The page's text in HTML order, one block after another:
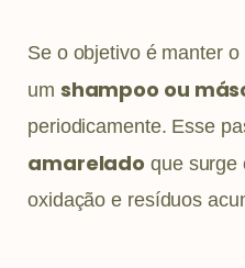
Se o objetivo é manter o
um shampoo ou
periodicamente. Esse
amarelado que surge
oxidação e resíduos